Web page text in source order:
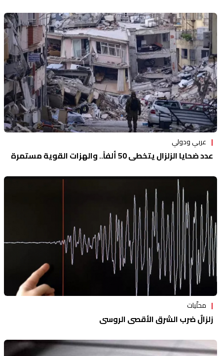
عربي ودولي
عدد ضحايا الزلزال يتخطى 50 ألفاً.. والهزات القوية مستمرة
محلّيات
زلزالٌ ضرب الشرق الأقصى الروسي